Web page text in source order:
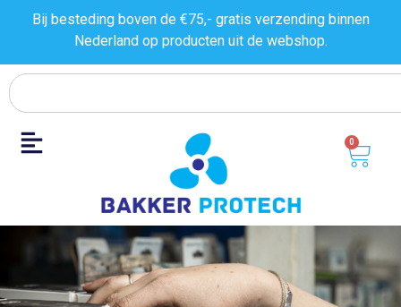
Bij besteding boven de €75,- gratis verzending binnen
Nederland op producten uit de webshop.
0